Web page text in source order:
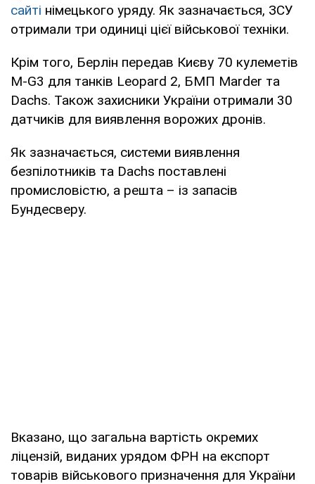
сайті німецького уряду. Як зазначається, ЗСУ
отримали три одиниці цієї військової техніки.
Крім того, Берлін передав Києву 70 кулеметів
M-G3 для танків Leopard 2, БМП Marder та
Dachs. Також захисники України отримали 30
датчиків для виявлення ворожих дронів.
Як зазначається, системи виявлення
безпілотників та Dachs поставлені
промисловістю, а решта – із запасів
Бундесверу.
Вказано, що загальна вартість окремих
ліцензій, виданих урядом ФРН на експорт
товарів військового призначення для України